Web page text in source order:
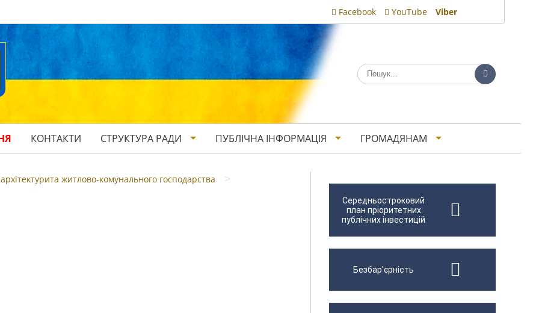
Facebook YouTube Viber
КОНТАКТИ СТРУКТУРА РАДИ ПУБЛІЧНА ІНФОРМАЦІЯ ГРОМАДЯНАМ
житлово-комунального господарства >
Середньостроковий
план пріоритетних
публічних інвестицій
Безбар'єрність